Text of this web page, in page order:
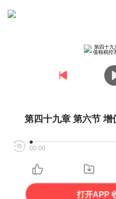
第四十九章 第六节
00:00
打开APP